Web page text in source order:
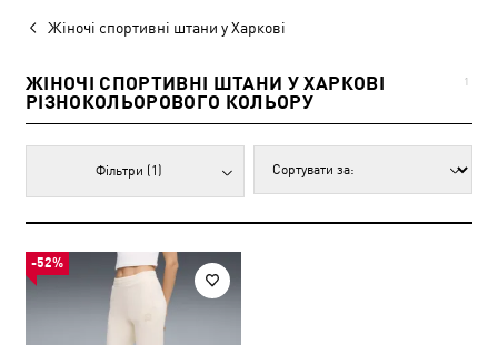
Жіночі спортивні штани у Харкові
ЖІНОЧІ СПОРТИВНІ ШТАНИ У ХАРКОВІ
РІЗНОКОЛЬОРОВОГО КОЛЬОРУ
1
Фільтри (1)
-52%